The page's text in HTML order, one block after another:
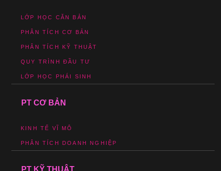
LỚP HỌC CĂN BẢN
PHÂN TÍCH CƠ BẢN
PHÂN TÍCH KỸ THUẬT
QUY TRÌNH ĐẦU TƯ
LỚP HỌC PHÁI SINH
PT CƠ BẢN
KINH TẾ VĨ MÔ
PHÂN TÍCH DOANH NGHIỆP
PT KỸ THUẬT